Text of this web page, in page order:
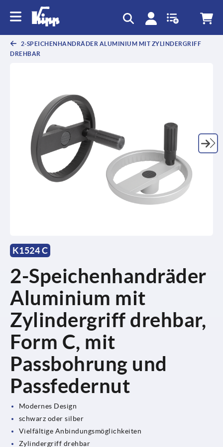
2-SPEICHENHANDRÄDER ALUMINIUM MIT ZYLINDERGRIFF
DREHBAR
K1524 C
2-Speichenhandräder
Aluminium mit
Zylindergriff drehbar,
Form C, mit
Passbohrung und
Passfedernut
Modernes Design
schwarz oder silber
Vielfältige Anbindungsmöglichkeiten
Zylindergriff drehbar